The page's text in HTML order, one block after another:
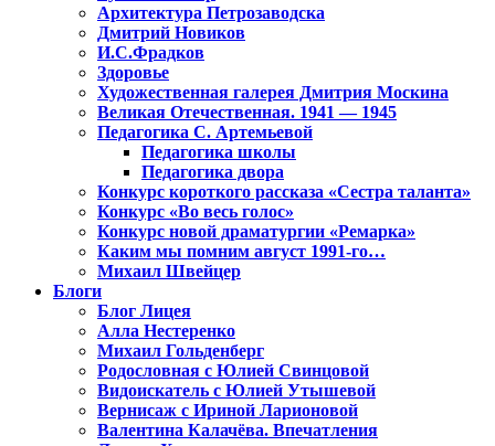
Архитектура Петрозаводска
Дмитрий Новиков
И.С.Фрадков
Здоровье
Художественная галерея Дмитрия Москина
Великая Отечественная. 1941 — 1945
Педагогика С. Артемьевой
Педагогика школы
Педагогика двора
Конкурс короткого рассказа «Сестра таланта»
Конкурс «Во весь голос»
Конкурс новой драматургии «Ремарка»
Каким мы помним август 1991-го…
Михаил Швейцер
Блоги
Блог Лицея
Алла Нестеренко
Михаил Гольденберг
Родословная с Юлией Свинцовой
Видоискатель с Юлией Утышевой
Вернисаж с Ириной Ларионовой
Валентина Калачёва. Впечатления